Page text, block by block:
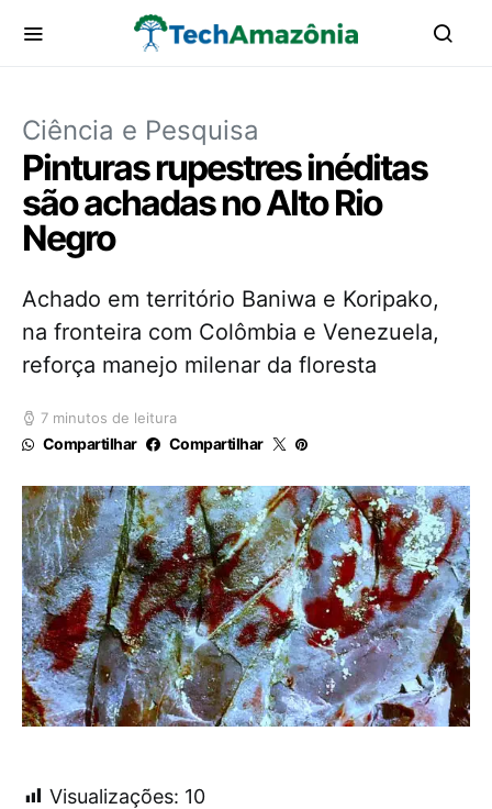
Ciência e Pesquisa
Pinturas rupestres inéditas
são achadas no Alto Rio
Negro
Achado em território Baniwa e Koripako,
na fronteira com Colômbia e Venezuela,
reforça manejo milenar da floresta
7 minutos de leitura
Compartilhar Compartilhar
Visualizações: 10